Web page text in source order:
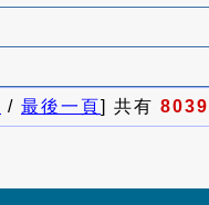
/ 最後一頁] 共有 8039